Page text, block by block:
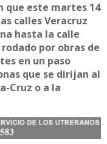
que este martes 14
calles Veracruz
hasta la calle
por obras de
en un paso
que se dirijan al
Cruz o a la